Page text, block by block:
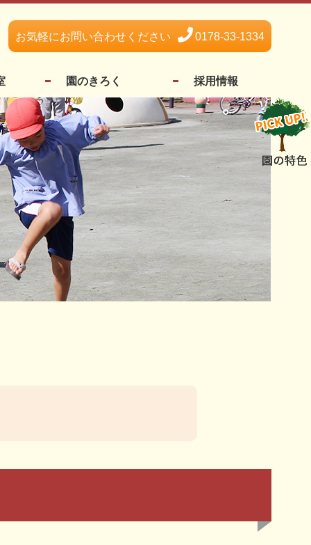
お気軽にお問い合わせください 0178-33-1334
園のきろく 採用情報